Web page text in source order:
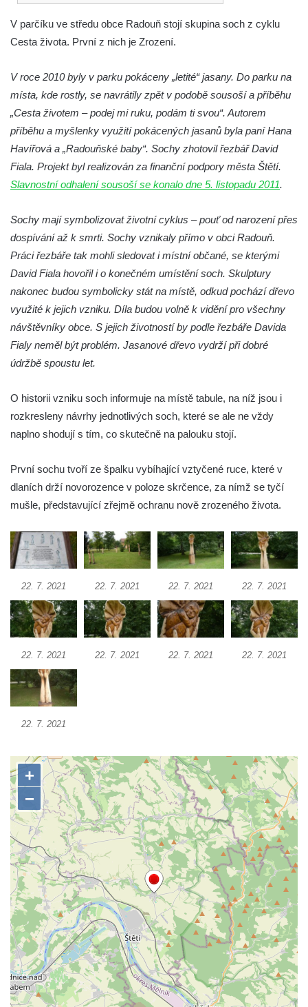
Socha Koroun bezzubý v ZOO Hluboká
Socha Medvěd jeskynní v ZOO Hluboká
Socha Mamutí lebka v ZOO Hluboká
Socha Mamut srstnatý v ZOO Hluboká
Socha Orel v ZOO Hluboká
Socha Přátelství v ZOO Hluboká
Socha Lišky v ZOO Hluboká
Socha Kudlanka v ZOO Hluboká
Socha Rys číhající na srnu v ZOO Hluboká
Socha Orlice v ZOO Hluboká
Socha Tygr v ZOO Hluboká
Socha Želva v ZOO Hluboká
Socha Včela v ZOO Hluboká
Socha Housenka v ZOO Hluboká
Socha Nosorožík v ZOO Hluboká
Socha Vážka v ZOO Hluboká
Flamingo trůn v ZOO Hluboká
Lavička Kůň Převalského v ZOO Hluboká
Lysá nad Labem, barokní město Šporkovo
Socha Opičákovník v ZOO Hluboká
Socha Roháč v ZOO Hluboká
Socha Mystik v ZOO Hluboká
Reliéf Rodina a práce na budově záložny
čp. 69/1 v Českých Budějovicích
Českých Budějovicích
kostela svatého Mikuláše v Českých
Budějovicích
Socha svatého Jana Nepomuckého u
kostela svaté Rodiny v Českých
Budějovicích
Socha S tebou v parku na Senovážném
náměstí v Českých Budějovicích
Socha Tornádo v parku na Senovážném
náměstí v Českých Budějovicích
Sousoší Humanoidi na Lannově třídě v
Českých Budějovicích
Pomník Vojtěcha Adalberta Lanny v parku
Na Sadech v Českých Budějovicích
V parčíku ve středu obce Radouň stojí skupina soch z cyklu
Cesta života. První z nich je Zrození.
V roce 2010 byly v parku pokáceny „letité“ jasany. Do parku na
místa, kde rostly, se navrátily zpět v podobě sousoší a příběhu
„Cesta životem – podej mi ruku, podám ti svou“. Autorem
příběhu a myšlenky využití pokácených jasanů byla paní Hana
Havířová a „Radouňské baby“. Sochy zhotovil řezbář David
Fiala. Projekt byl realizován za finanční podpory města Štětí.
Slavnostní odhalení sousoší se konalo dne 5. listopadu 2011.
Sochy mají symbolizovat životní cyklus – pouť od narození přes
dospívání až k smrti. Sochy vznikaly přímo v obci Radouň.
Práci řezbáře tak mohli sledovat i místní občané, se kterými
David Fiala hovořil i o konečném umístění soch. Skulptury
nakonec budou symbolicky stát na místě, odkud pochází dřevo
využité k jejich vzniku. Díla budou volně k vidění pro všechny
návštěvníky obce. S jejich životností by podle řezbáře Davida
Fialy neměl být problém. Jasanové dřevo vydrží při dobré
údržbě spoustu let.
O historii vzniku soch informuje na místě tabule, na níž jsou i
rozkresleny návrhy jednotlivých soch, které se ale ne vždy
naplno shodují s tím, co skutečně na palouku stojí.
První sochu tvoří ze špalku vybíhající vztyčené ruce, které v
dlaních drží novorozence v poloze skrčence, za nímž se tyčí
mušle, představující zřejmě ochranu nově zrozeného života.
22. 7. 2021 22. 7. 2021 22. 7. 2021 22. 7. 2021
22. 7. 2021 22. 7. 2021 22. 7. 2021 22. 7. 2021
22. 7. 2021